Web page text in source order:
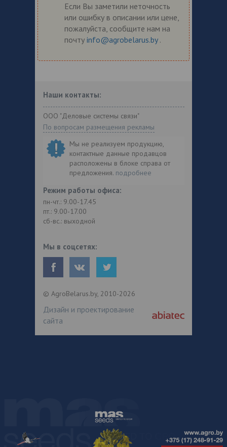
Если Вы заметили неточность
или ошибку в описании или цене,
пожалуйста, сообщите нам на
почту info@agrobelarus.by .
Наши контакты:
ООО "Деловые системы связи"
По вопросам размещения рекламы
Мы не реализуем продукцию,
контактные данные продавцов
расположены в блоке справа от
предложения. подробнее
Режим работы офиса:
пн-чт.: 9.00-17.45
пт.: 9.00-17.00
сб-вс.: выходной
Мы в соцсетях:
© AgroBelarus.by, 2010-2026
Дизайн и проектирование
сайта